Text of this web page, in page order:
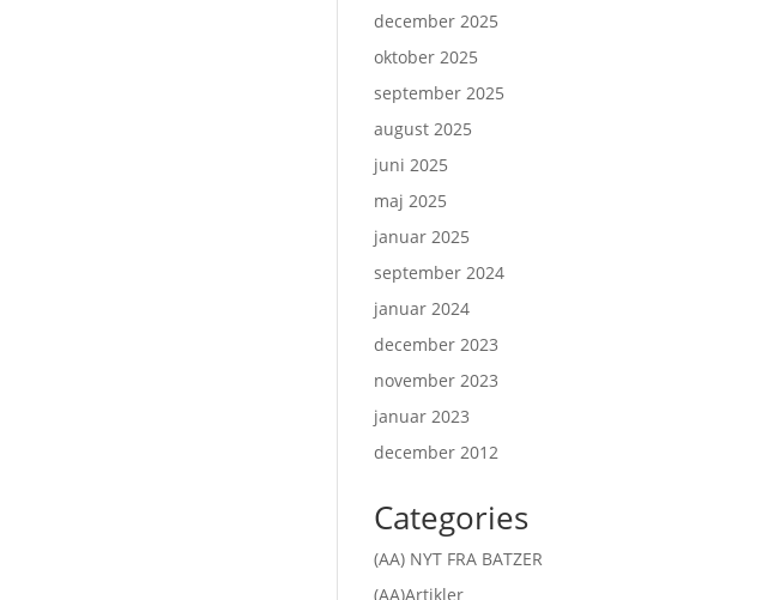
december 2025
oktober 2025
september 2025
august 2025
juni 2025
maj 2025
januar 2025
september 2024
januar 2024
december 2023
november 2023
januar 2023
december 2012
Categories
(AA) NYT FRA BATZER
(AA)Artikler